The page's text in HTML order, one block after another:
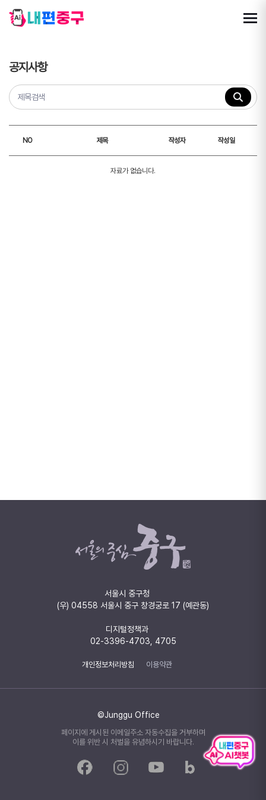
공지사항
NO 제목 작성자 작성일
자료가 없습니다.
서울시 중구청
(우) 04558 서울시 중구 창경궁로 17 (예관동)
디지털정책과
02-3396-4703, 4705
개인정보처리방침 이용약관
©Junggu Office
페이지에 게시된 이메일주소 자동수집을 거부하며
이를 위반 시 처벌을 유념하시기 바랍니다.